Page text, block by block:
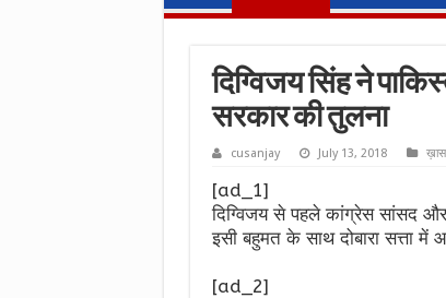
दिग्विजय सिंह ने
सरकार की तुलना
cusanjay July 13, 2018
[ad_1]
दिग्विजय से पहले कांग्रेस सांसद
इसी बहुमत के साथ दोबारा सत्ता में
[ad_2]